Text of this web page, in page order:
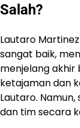
Salah?
Lautaro
sangat baik,
menjelang akhir
ketajaman dan
Lautaro.
dan tim secara